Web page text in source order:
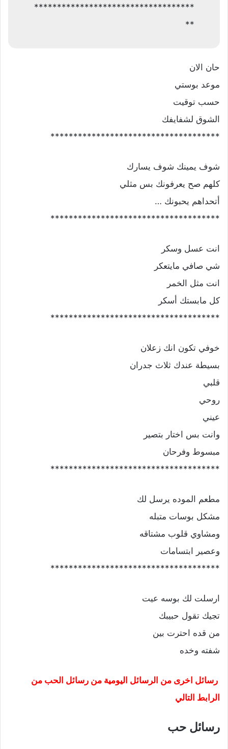
***********************************
**
حان الان
موعد بوستي
حسب توقيت
الشوق لشفايفك
*************************************
شوف يمينك شوف يسارك
كلهم صح يعرفونك بس مثلي
أتحداهم يحبونك …
*************************************
انت عسل وسكر
شي صافي مايتعكر
انت مثل الخمر
كل مابستك أسكر
*************************************
خوفي تكون انك زعلان
بسيطة عندك ثلاث جدران
قلبي
روحي
عيني
وانت بس اختار بتصير
مبسوط وفرحان
*************************************
مطعم الموده يرسل لك
مشكل بوسات متبله
ومشاوي قلوب مشتاقه
وعصير ابتسامات
*************************************
ارسلت لك بوسه عيت
تجيك تقول حبيبك
من قده احترت بين
شفته وخده
رسائل اخرى من الرسائل اليومية من رسائل الحب من
الرابط التالي
رسائل حب